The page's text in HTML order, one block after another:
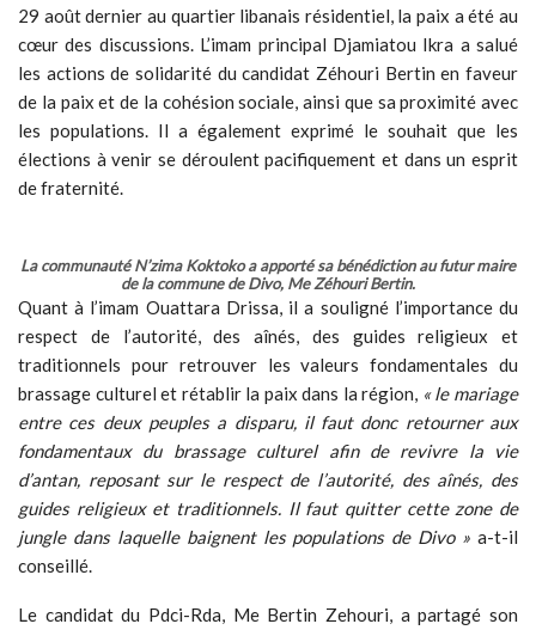
29 août dernier au quartier libanais résidentiel, la paix a été au
cœur des discussions. L’imam principal Djamiatou Ikra a salué
les actions de solidarité du candidat Zéhouri Bertin en faveur
de la paix et de la cohésion sociale, ainsi que sa proximité avec
les populations. Il a également exprimé le souhait que les
élections à venir se déroulent pacifiquement et dans un esprit
de fraternité.
La communauté N’zima Koktoko a apporté sa bénédiction au futur maire
de la commune de Divo, Me Zéhouri Bertin.
Quant à l’imam Ouattara Drissa, il a souligné l’importance du
respect de l’autorité, des aînés, des guides religieux et
traditionnels pour retrouver les valeurs fondamentales du
brassage culturel et rétablir la paix dans la région, « le mariage
entre ces deux peuples a disparu, il faut donc retourner aux
fondamentaux du brassage culturel afin de revivre la vie
d’antan, reposant sur le respect de l’autorité, des aînés, des
guides religieux et traditionnels. Il faut quitter cette zone de
jungle dans laquelle baignent les populations de Divo » a-t-il
conseillé.
Le candidat du Pdci-Rda, Me Bertin Zehouri, a partagé son